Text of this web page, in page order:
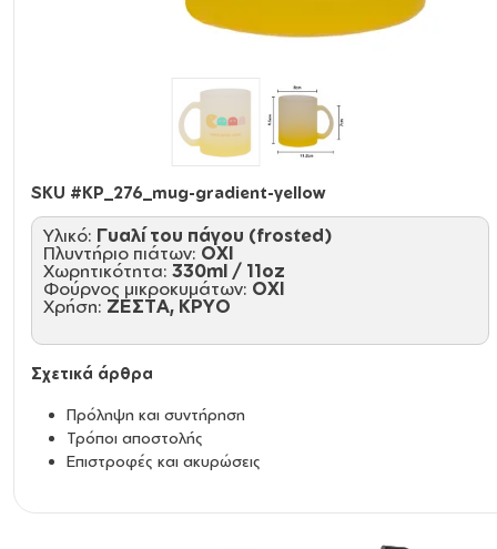
SKU #KP_276_mug-gradient-yellow
Υλικό: Γυαλί του πάγου (frosted)
Πλυντήριο πιάτων: ΟΧΙ
Χωρητικότητα: 330ml / 11oz
Φούρνος μικροκυμάτων: ΟΧΙ
Χρήση: ΖΕΣΤΑ, ΚΡΥΟ
Σχετικά άρθρα
Πρόληψη και συντήρηση
Τρόποι αποστολής
Επιστροφές και ακυρώσεις